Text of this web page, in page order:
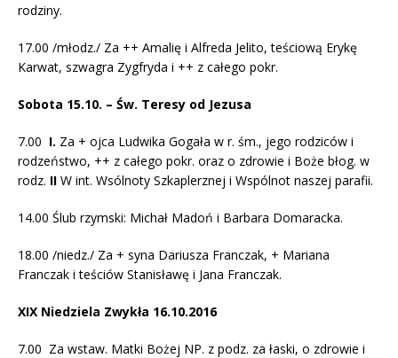
rodziny.
17.00 /młodz./ Za ++ Amalię i Alfreda Jelito, teściową Erykę
Karwat, szwagra Zygfryda i ++ z całego pokr.
Sobota 15.10. – Św. Teresy od Jezusa
7.00 I. Za + ojca Ludwika Gogała w r. śm., jego rodziców i
rodzeństwo, ++ z całego pokr. oraz o zdrowie i Boże błog. w
rodz. II W int. Wsólnoty Szkaplerznej i Wspólnot naszej parafii.
14.00 Ślub rzymski: Michał Madoń i Barbara Domaracka.
18.00 /niedz./ Za + syna Dariusza Franczak, + Mariana
Franczak i teściów Stanisławę i Jana Franczak.
XIX Niedziela Zwykła 16.10.2016
7.00 Za wstaw. Matki Bożej NP. z podz. za łaski, o zdrowie i